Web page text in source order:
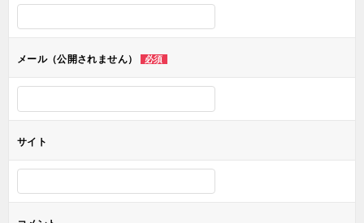
ン
メール（公開されません） 必須
サイト